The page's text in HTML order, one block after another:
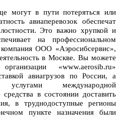
могут в пути потеряться или
авиаперевозок обеспечат
Это важно хрупкой и
на профессиональном
компания ООО «Аэросибсервис»,
в Москве. Вы можете
«www.aerosib.ru»
авиагрузов по России, а
услугами международной
в состоянии доставить
в труднодоступные регионы
пункте назначения были